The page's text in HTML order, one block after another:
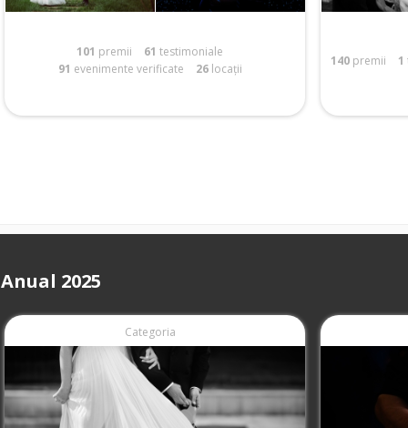
101 premii 61 testimoniale
91 evenimente verificate 26locații
140 premii 1
2025
Categoria